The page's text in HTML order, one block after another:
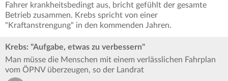
Fahrer krankheitsbedingt aus, bricht gefühlt der gesamte
Betrieb zusammen. Krebs spricht von einer
"Kraftanstrengung" in den kommenden Jahren.
Krebs: "Aufgabe, etwas zu verbessern"
Man müsse die Menschen mit einem verlässlichen Fahrplan
vom ÖPNV überzeugen, so der Landrat